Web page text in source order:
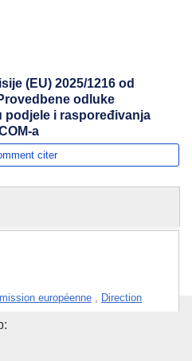
(EU) 2025/1216 оd
odluke
podjele i raspoređivanja
a
citer
européenne , Direction
défense et de l’espacede